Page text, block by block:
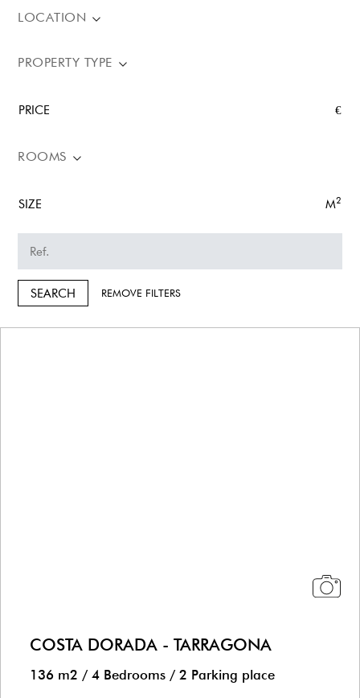
LOCATION
PROPERTY TYPE
PRICE €
ROOMS
SIZE M2
SEARCH REMOVE FILTERS
COSTA DORADA - TARRAGONA
136 m2 / 4 Bedrooms / 2 Parking place